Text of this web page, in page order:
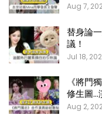
Aug 7,
替身論
議！
Jul 18,
《將門
修生圖…
Aug 2,